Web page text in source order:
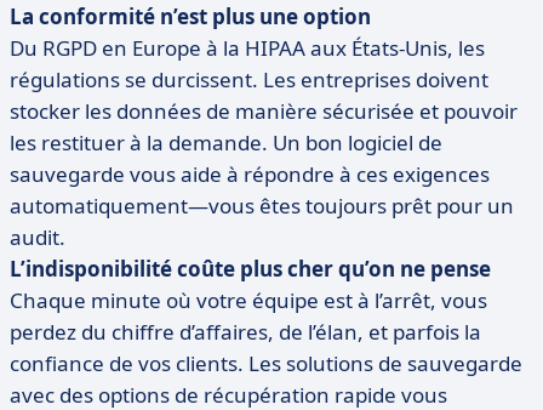
La conformité n’est plus une option
Du RGPD en Europe à la HIPAA aux États-Unis, les
régulations se durcissent. Les entreprises doivent
stocker les données de manière sécurisée et pouvoir
les restituer à la demande. Un bon logiciel de
sauvegarde vous aide à répondre à ces exigences
automatiquement—vous êtes toujours prêt pour un
audit.
L’indisponibilité coûte plus cher qu’on ne pense
Chaque minute où votre équipe est à l’arrêt, vous
perdez du chiffre d’affaires, de l’élan, et parfois la
confiance de vos clients. Les solutions de sauvegarde
avec des options de récupération rapide vous